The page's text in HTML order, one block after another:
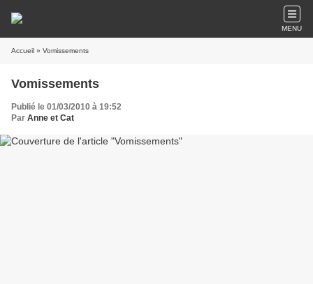
MENU
Accueil » Vomissements
Vomissements
Publié le 01/03/2010 à 19:52
Par Anne et Cat